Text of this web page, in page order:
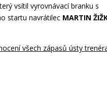
vsítil vyrovnávací branku s
startu navrátilecMARTIN
všech zápasů ústy